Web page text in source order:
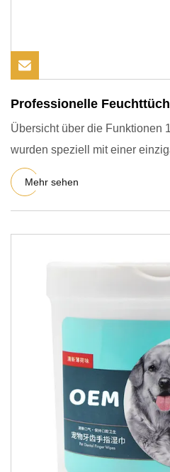
Professionelle
Übersicht über die Funktionen
wurden speziell mit einer
Alkohollösung formu
Mehr sehen